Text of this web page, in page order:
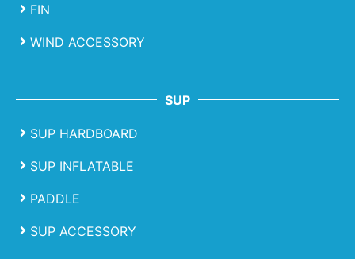
FIN
WIND ACCESSORY
SUP
SUP HARDBOARD
SUP INFLATABLE
PADDLE
SUP ACCESSORY